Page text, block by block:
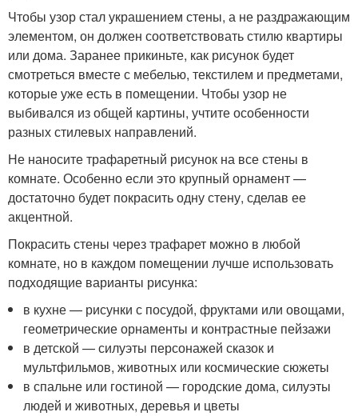
Чтобы узор стал украшением стены, а не раздражающим
элементом, он должен соответствовать стилю квартиры
или дома. Заранее прикиньте, как рисунок будет
смотреться вместе с мебелью, текстилем и предметами,
которые уже есть в помещении. Чтобы узор не
выбивался из общей картины, учтите особенности
разных стилевых направлений.
Не наносите трафаретный рисунок на все стены в
комнате. Особенно если это крупный орнамент —
достаточно будет покрасить одну стену, сделав ее
акцентной.
Покрасить стены через трафарет можно в любой
комнате, но в каждом помещении лучше использовать
подходящие варианты рисунка:
в кухне — рисунки с посудой, фруктами или овощами,
геометрические орнаменты и контрастные пейзажи
в детской — силуэты персонажей сказок и
мультфильмов, животных или космические сюжеты
в спальне или гостиной — городские дома, силуэты
людей и животных, деревья и цветы